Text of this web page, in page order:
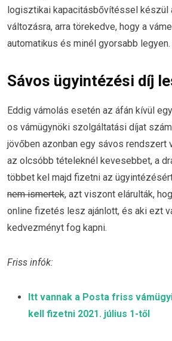
logisztikai kapacitásbővítéssel készül
változásra, arra törekedve, hogy a
automatikus és minél gyorsabb legyen.
Sávos ügyintézési díj
Eddig vámolás esetén az áfán kívül
os vámügynöki szolgáltatási díjat
jövőben azonban egy sávos rendszert
az olcsóbb tételeknél kevesebbet, a
többet kel majd fizetni az
nem ismertek, azt viszont elárulták,
online fizetés lesz ajánlott, és aki ezt
kedvezményt fog kapni.
Friss infók:
Itt vannak a Posta friss
kell fizetni 2021. július 1-től